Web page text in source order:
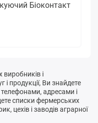
Біоконтакт
виробників і
продукції, Ви знайдете
телефонами, адресами і
списки фермерських
цехів і заводів аграрної